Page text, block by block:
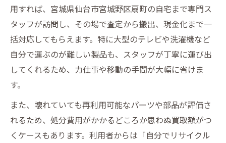
用すれば、宮城県仙台市宮城野区扇町の自宅まで専門ス
タッフが訪問し、その場で査定から搬出、現金化まで一
括対応してもらえます。特に大型のテレビや洗濯機など
自分で運ぶのが難しい製品も、スタッフが丁寧に運び出
してくれるため、力仕事や移動の手間が大幅に省けま
す。
また、壊れていても再利用可能なパーツや部品が評価さ
れるため、処分費用がかかるどころか思わぬ買取額がつ
くケースもあります。利用者からは「自分でリサイクル